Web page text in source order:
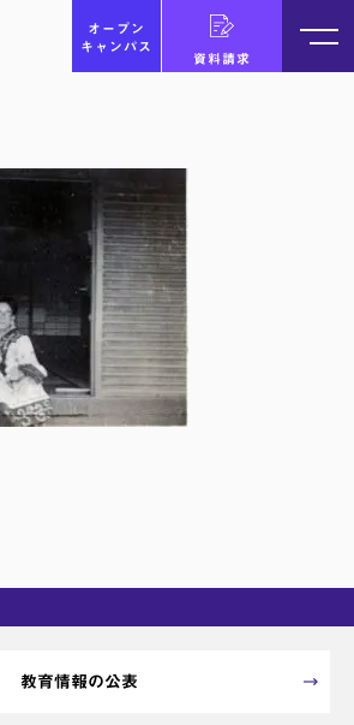
オープン
キャンパス
資料請求
教育情報の公表